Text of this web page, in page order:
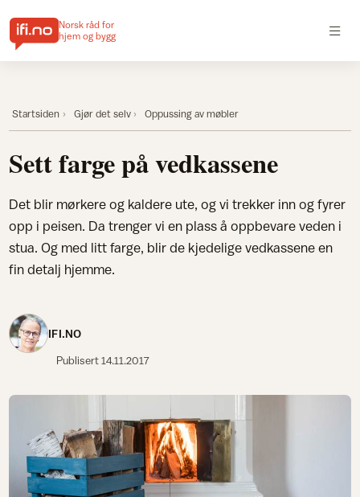
Norsk råd for
hjem og bygg
Startsiden Gjør det selv Oppussing av møbler
Sett farge på vedkassene
Det blir mørkere og kaldere ute, og vi trekker inn og fyrer
opp i peisen. Da trenger vi en plass å oppbevare veden i
stua. Og med litt farge, blir de kjedelige vedkassene en
fin detalj hjemme.
IFI.NO
Publisert14.11.2017